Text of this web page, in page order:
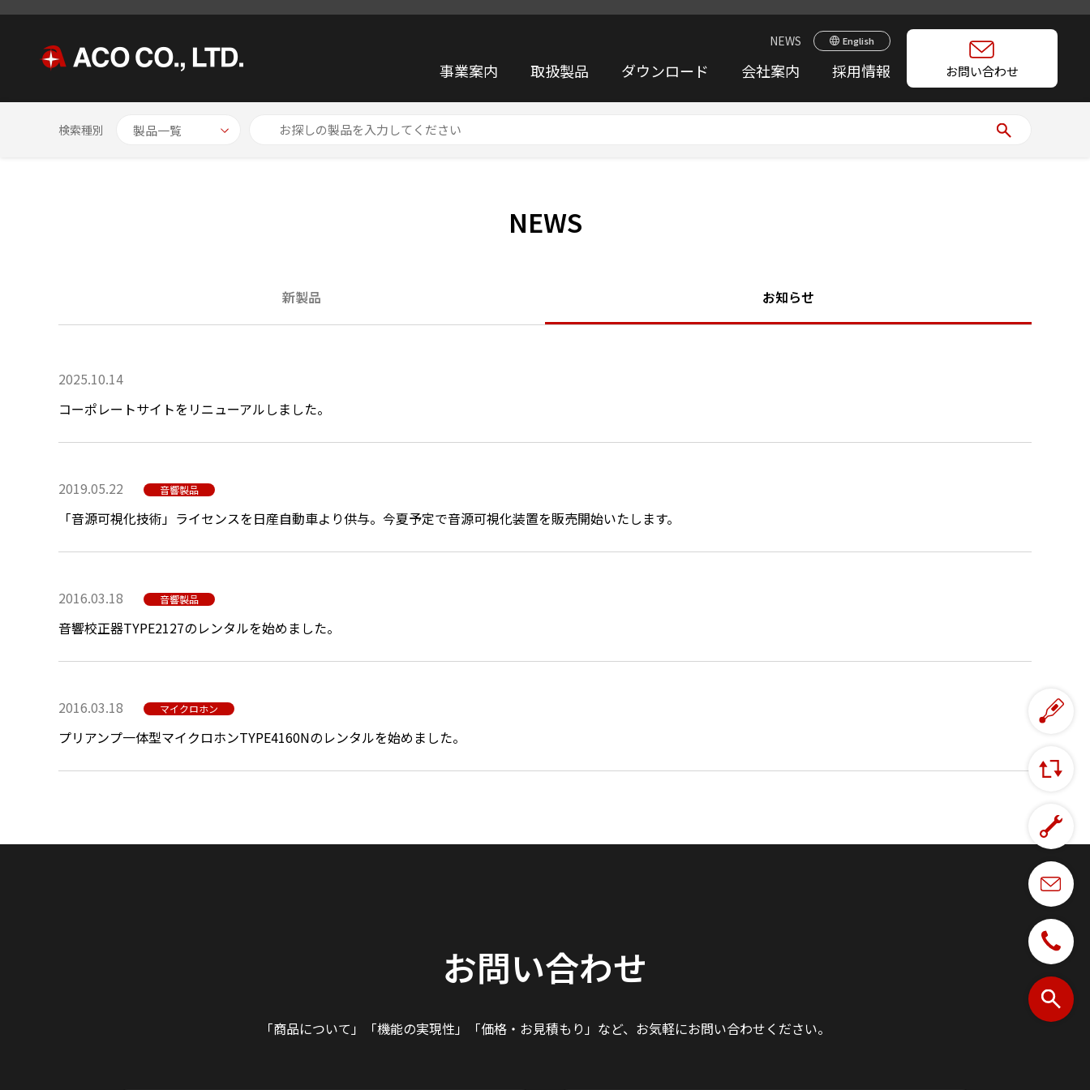
NEWS English
事業案内 取扱製品 ダウンロード 会社案内 採用情報 お問い合わせ
検索種別
HOME
NEWS
新製品 お知らせ
2025.10.14
コーポレートサイトをリニューアルしました。
2019.05.22 音響製品
「音源可視化技術」ライセンスを日産自動車より供与。今夏予定で音源可視化装置を販売開始いたします。
2016.03.18 音響製品
音響校正器TYPE2127のレンタルを始めました。
2016.03.18 マイクロホン
プリアンプ一体型マイクロホンTYPE4160Nのレンタルを始めました。
お問い合わせ
「商品について」「機能の実現性」 「価格・お見積もり」など、 お気軽にお問い合わせください。